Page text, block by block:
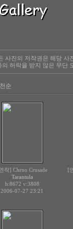
사진의 저작권은 해당
허락을 받지 않은 무단
순
작] Chrno Crusade
Tarantula
h:8672 v:3808
2006-07-27 23:21
[